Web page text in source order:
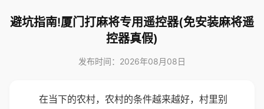
避坑指南!厦门打麻将专用遥控器(免安装麻将遥
控器真假)
发布时间：2026年08月08日
在当下的农村，农村的条件越来越好，村里别